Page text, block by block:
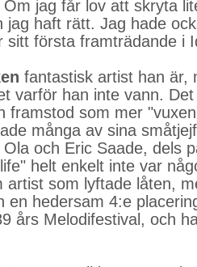
jag får lov att skryta
jag haft rätt. Jag hade
sitt första framträdande i
fantastisk artist han är,
varför han inte vann.
framstod som mer
många av sina
och Eric Saade, dels
helt enkelt inte var
artist som lyftade låten,
en hedersam 4:e
års Melodifestival, och